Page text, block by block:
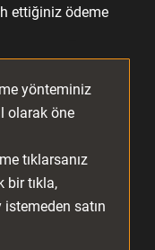
ettiğiniz ödeme
yönteminiz
olarak öne
tıklarsanız
bir tıkla,
satın